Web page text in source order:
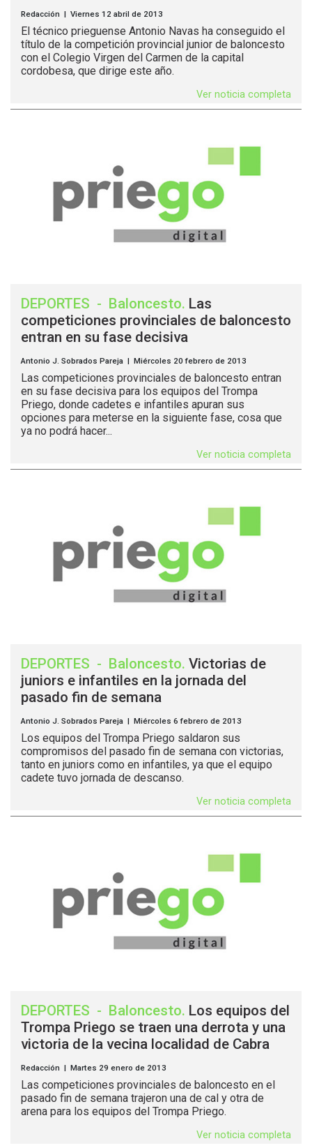
Redacción | Viernes 12 abril de 2013
El técnico prieguense Antonio Navas ha conseguido el
título de la competición provincial junior de baloncesto
con el Colegio Virgen del Carmen de la capital
cordobesa, que dirige este año.
Ver noticia completa
DEPORTES - Baloncesto. Las
competiciones provinciales de baloncesto
entran en su fase decisiva
Antonio J. Sobrados Pareja | Miércoles 20 febrero de 2013
Las competiciones provinciales de baloncesto entran
en su fase decisiva para los equipos del Trompa
Priego, donde cadetes e infantiles apuran sus
opciones para meterse en la siguiente fase, cosa que
ya no podrá hacer...
Ver noticia completa
DEPORTES - Baloncesto. Victorias de
juniors e infantiles en la jornada del
pasado fin de semana
Antonio J. Sobrados Pareja | Miércoles 6 febrero de 2013
Los equipos del Trompa Priego saldaron sus
compromisos del pasado fin de semana con victorias,
tanto en juniors como en infantiles, ya que el equipo
cadete tuvo jornada de descanso.
Ver noticia completa
DEPORTES - Baloncesto. Los equipos del
Trompa Priego se traen una derrota y una
victoria de la vecina localidad de Cabra
Redacción | Martes 29 enero de 2013
Las competiciones provinciales de baloncesto en el
pasado fin de semana trajeron una de cal y otra de
arena para los equipos del Trompa Priego.
Ver noticia completa